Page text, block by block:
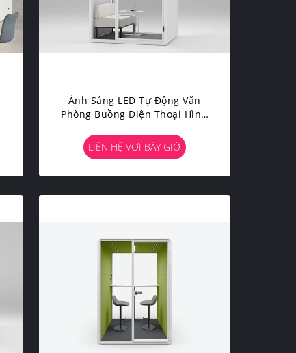
Ánh Sáng LED Tự Động Văn
Phòng Buồng Điện Thoại Hình
Phòng Chống Âm Thanh
LIÊN HỆ VỚI BÂY GIỜ